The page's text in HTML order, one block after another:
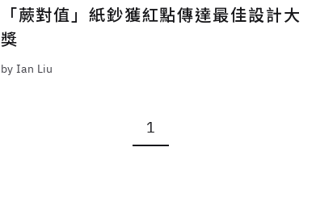
「蕨對值」紙鈔獲紅點傳達最佳設計大
獎
by Ian Liu
1